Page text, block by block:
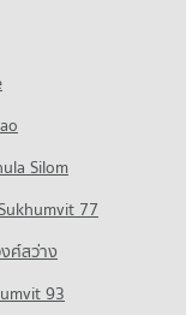
Silom
77
ศ์สว่าง
93